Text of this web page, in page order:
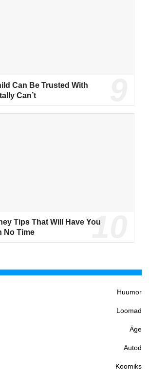
Can Be Trusted With
Can’t
Tips That Will Have You
No Time
Huumor
Loomad
Äge
Autod
Koomiks